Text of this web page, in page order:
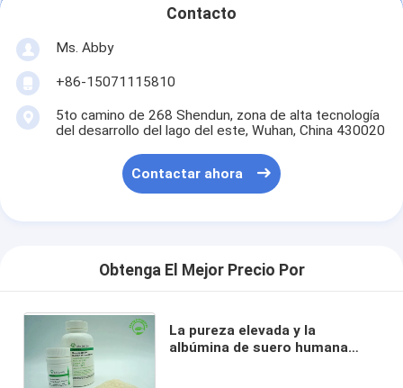
Contacto
Ms. Abby
+86-15071115810
5to camino de 268 Shendun, zona de alta tecnología
del desarrollo del lago del este, Wuhan, China 430020
Contactar ahora
Obtenga El Mejor Precio Por
La pureza elevada y la
albúmina de suero humana